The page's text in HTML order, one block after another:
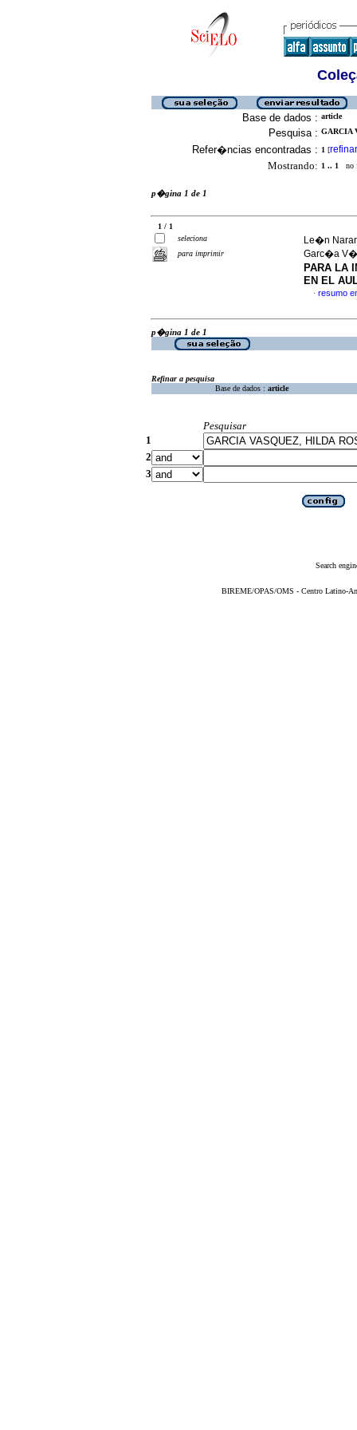
Base de dados : article
Pesquisa : GARCIA
Refer�ncias encontradas : 1 [refinar
Mostrando: 1 .. 1 no
p�gina 1 de 1
1 / 1
seleciona
para imprimir
Le�n
Garc�a
PARA LA
EN EL
· resumo
p�gina 1 de 1
Refinar a pesquisa
Base de dados : article
Pesquisar
1
2
3
Search
BIREME/OPAS/OMS - Centro Latino-